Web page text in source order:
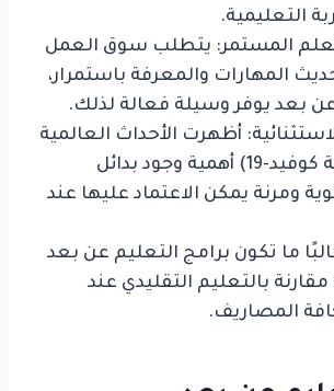
التعليمية.
المستمر: يتطلب سوق العمل
المهارات والمعرفة باستمرار،
بعد يوفر وسيلة فعالة لذلك.
أظهرت الأحداث العالمية
(مثل جائحة كوفيد-19) أهمية وجود بدائل
ومرنة يمكن الاعتماد عليها عند
ما تكون برامج التعليم عن بعد
بالتعليم التقليدي عند
المصاريف.